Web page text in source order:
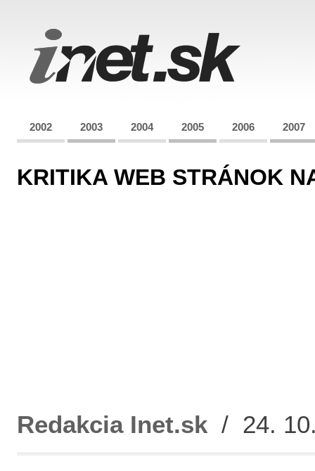
2002 2003 2004 2005 2006 2007
KRITIKA WEB STRÁNOK
Redakcia Inet.sk / 24.